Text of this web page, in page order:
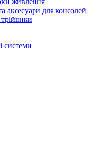
живлення
аксесуари для консолей
системи